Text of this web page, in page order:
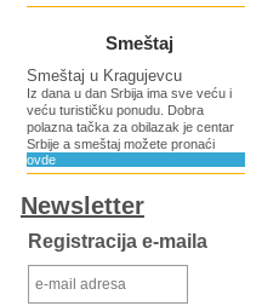
Smeštaj
Smeštaj u Kragujevcu
Iz dana u dan Srbija ima sve veću i
veću turističku ponudu. Dobra
polazna tačka za obilazak je centar
Srbije a smeštaj možete pronaći
ovde
Newsletter
Registracija e-maila